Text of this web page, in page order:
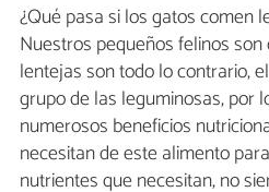
¿Qué pasa si los gatos comen
Nuestros pequeños felinos
lentejas son todo lo contrario,
grupo de las leguminosas, por
numerosos beneficios
necesitan de este alimento
nutrientes que necesitan, no